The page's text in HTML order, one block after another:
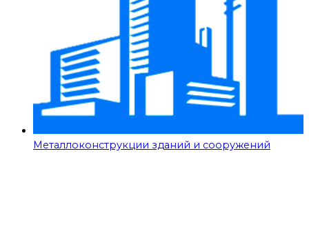
Металлоконструкции зданий и сооружений